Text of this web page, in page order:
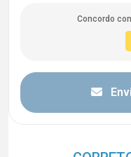
Concordo